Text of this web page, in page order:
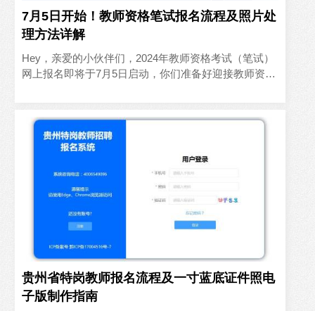
7月5日开始！教师资格笔试报名流程及照片处
理方法详解
Hey，亲爱的小伙伴们，2024年教师资格考试（笔试）
网上报名即将于7月5日启动，你们准备好迎接教师资格
贵州省特岗教师报名流程及一寸蓝底证件照电
子版制作指南